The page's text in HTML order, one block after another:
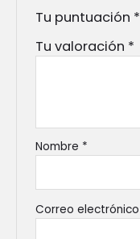
Tu puntuación *
Tu valoración *
Nombre *
Correo electrónico